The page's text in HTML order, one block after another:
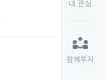
내 관심
partner_exchange
함께투자